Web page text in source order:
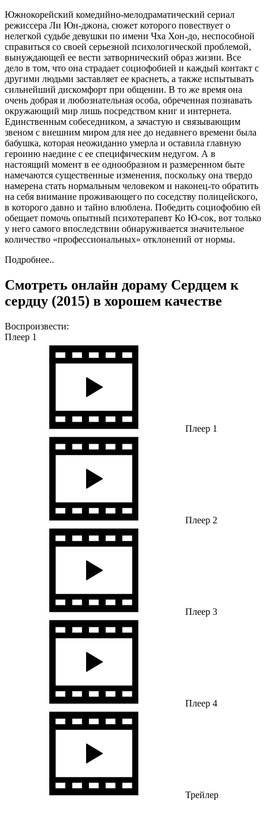
Южнокорейский комедийно-мелодраматический сериал
режиссера Ли Юн-джона, сюжет которого повествует о
нелегкой судьбе девушки по имени Чха Хон-до, неспособной
справиться со своей серьезной психологической проблемой,
вынуждающей ее вести затворнический образ жизни. Все
дело в том, что она страдает социофобией и каждый контакт с
другими людьми заставляет ее краснеть, а также испытывать
сильнейший дискомфорт при общении. В то же время она
очень добрая и любознательная особа, обреченная познавать
окружающий мир лишь посредством книг и интернета.
Единственным собеседником, а зачастую и связывающим
звеном с внешним миром для нее до недавнего времени была
бабушка, которая неожиданно умерла и оставила главную
героиню наедине с ее специфическим недугом. А в
настоящий момент в ее однообразном и размеренном быте
намечаются существенные изменения, поскольку она твердо
намерена стать нормальным человеком и наконец-то обратить
на себя внимание проживающего по соседству полицейского,
в которого давно и тайно влюблена. Победить социофобию ей
обещает помочь опытный психотерапевт Ко Ю-сок, вот только
у него самого впоследствии обнаруживается значительное
количество «профессиональных» отклонений от нормы.
Подробнее..
Смотреть онлайн дораму Сердцем к
сердцу (2015) в хорошем качестве
Воспроизвести:
Плеер 1
Плеер 1
Плеер 2
Плеер 3
Плеер 4
Трейлер